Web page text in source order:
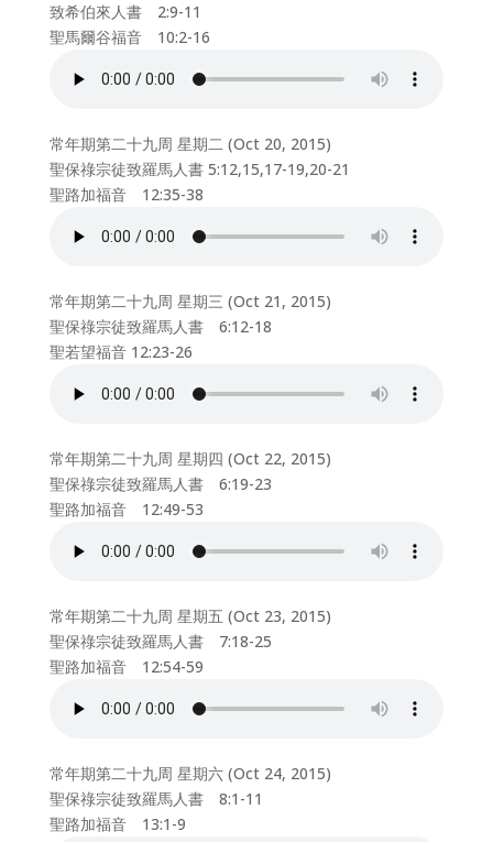
致希伯來人書 2:9-11
聖馬爾谷福音 10:2-16
常年期第二十九周 星期二 (Oct 20, 2015)
聖保祿宗徒致羅馬人書 5:12,15,17-19,20-21
聖路加福音 12:35-38
常年期第二十九周 星期三 (Oct 21, 2015)
聖保祿宗徒致羅馬人書 6:12-18
聖若望福音 12:23-26
常年期第二十九周 星期四 (Oct 22, 2015)
聖保祿宗徒致羅馬人書 6:19-23
聖路加福音 12:49-53
常年期第二十九周 星期五 (Oct 23, 2015)
聖保祿宗徒致羅馬人書 7:18-25
聖路加福音 12:54-59
常年期第二十九周 星期六 (Oct 24, 2015)
聖保祿宗徒致羅馬人書 8:1-11
聖路加福音 13:1-9